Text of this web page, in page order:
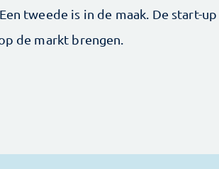
tweede is in de maak. De start-up
de markt ­brengen.